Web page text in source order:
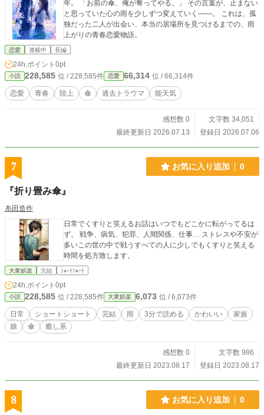
年。 「お前の傘、俺が奪ってやる。」 その言葉が、止まない
と思っていた心の雨を少しずつ変えていく――。 これは、孤
独だった二人が出会い、本当の居場所を見つけるまでの、雨
上がりの青春恋愛物語。
恋愛 連載中 長編
24h.ポイント 0pt
小説 228,585 位 / 228,585件 恋愛 66,314 位 / 66,314件
恋愛 青春 陸上 傘 過去トラウマ 能天気
感想数 0
文字数 34,051
最終更新日 2026.07.13
登録日 2026.07.06
7 お気に入り追加 0
『折り畳み傘』
糸田造作
日常でくすりと笑えるお話はいつでもどこかに転がってるは
ず。 戦争、病気、犯罪、人間関係、仕事… ストレスや不安が
多いこの世の中で戦うすべての人に少しでもくすりと笑える
時間を処方致します。
大衆娯楽 完結 ｼｮｰﾄｼｮｰﾄ
24h.ポイント 0pt
小説 228,585 位 / 228,585件 大衆娯楽 6,073 位 / 6,073件
日常 ショートショート 完結 雨 3分で読める かわいい
家族
娘
傘 癒し系
感想数 0
文字数 986
最終更新日 2023.08.17
登録日 2023.08.17
8 お気に入り追加 0